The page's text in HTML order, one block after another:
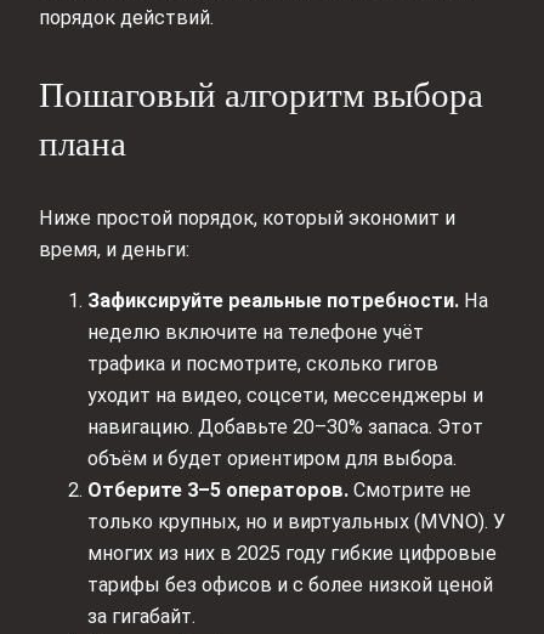
порядок действий.
Пошаговый алгоритм выбора
плана
Ниже простой порядок, который экономит и
время, и деньги:
Зафиксируйте реальные потребности. На
неделю включите на телефоне учёт
трафика и посмотрите, сколько гигов
уходит на видео, соцсети, мессенджеры и
навигацию. Добавьте 20–30% запаса. Этот
объём и будет ориентиром для выбора.
Отберите 3–5 операторов. Смотрите не
только крупных, но и виртуальных (MVNO). У
многих из них в 2025 году гибкие цифровые
тарифы без офисов и с более низкой ценой
за гигабайт.